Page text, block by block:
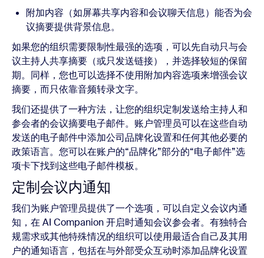
附加内容（如屏幕共享内容和会议聊天信息）能否为会
议摘要提供背景信息。
如果您的组织需要限制性最强的选项，可以先自动只与会
议主持人共享摘要（或只发送链接），并选择较短的保留
期。同样，您也可以选择不使用附加内容选项来增强会议
摘要，而只依靠音频转录文字。
我们还提供了一种方法，让您的组织定制发送给主持人和
参会者的会议摘要电子邮件。账户管理员可以在这些自动
发送的电子邮件中添加公司品牌化设置和任何其他必要的
政策语言。您可以在账户的“品牌化”部分的“电子邮件”选
项卡下找到这些电子邮件模板。
定制会议内通知
我们为账户管理员提供了一个选项，可以自定义会议内通
知，在 AI Companion 开启时通知会议参会者。有独特合
规需求或其他特殊情况的组织可以使用最适合自己及其用
户的通知语言，包括在与外部受众互动时添加品牌化设置